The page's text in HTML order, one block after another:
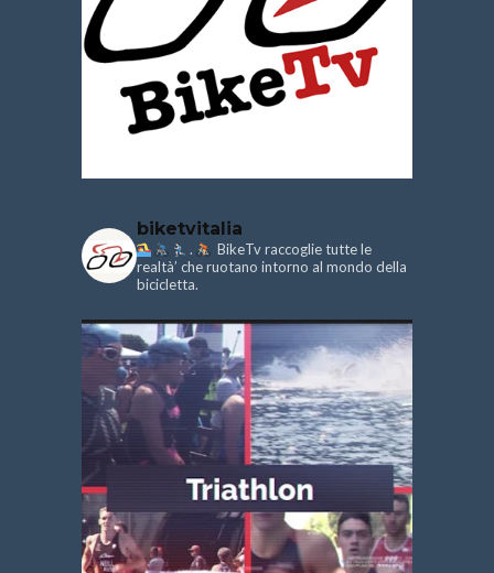
biketvitalia
.
BikeTv raccoglie tutte le
realtà’ che ruotano intorno al mondo della
bicicletta.